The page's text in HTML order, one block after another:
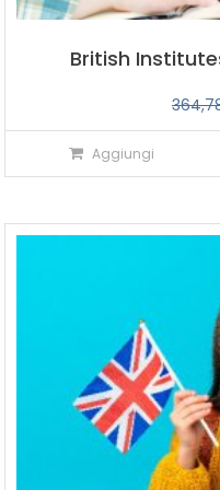
British
Aggiungi